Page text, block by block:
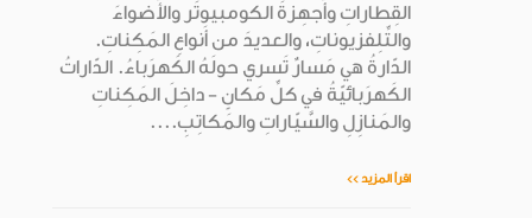
القِطاراتِ وأَجهِزةَ الكومبيوتَر والأَضواءَ
والتِّلِفزيوناتِ، والعديدَ من أَنواعِ المَكِناتِ.
الدّارةُ هي مَسارٌ تَسري حولَهُ الكَهرَباءُ. الدّاراتُ
الكَهرَبائيّةُ في كلِّ مَكانٍ - داخِلَ المَكِناتِ
والمَنازِلِ والسَّيّاراتِ والمَكاتِبِ....
اقرأ المزيد >>